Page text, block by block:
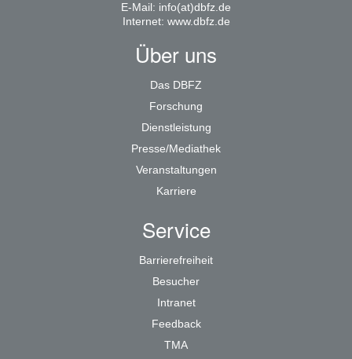
E-Mail: info(at)dbfz.de
Internet: www.dbfz.de
Über uns
Das DBFZ
Forschung
Dienstleistung
Presse/Mediathek
Veranstaltungen
Karriere
Service
Barrierefreiheit
Besucher
Intranet
Feedback
TMA